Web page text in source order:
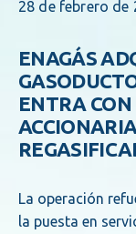
28 de febrero de
ENAGÁS
ENTRA
La operación
la puesta en